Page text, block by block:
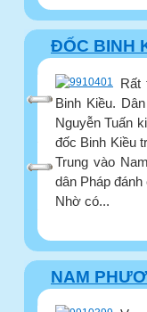
ĐỐC BINH
Rất
Binh Kiều.
Nguyễn Tuấn
đốc Binh Kiều
Trung vào
dân Pháp
Nhờ có...
NAM